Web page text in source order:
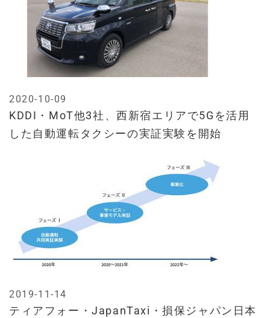
KDDI・MoT他3社、西新宿エリアで5Gを活用
した自動運転タクシーの実証実験を開始
2020-10-09
ティアフォー・JapanTaxi・損保ジャパン日本
2019-11-14